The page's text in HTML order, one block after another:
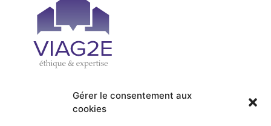
Gérer le consentement aux
cookies